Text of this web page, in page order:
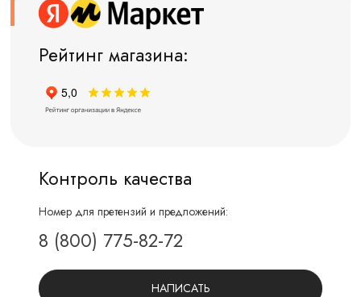
Рейтинг магазина:
Контроль качества
Номер для претензий и предложений:
8 (800) 775-82-72
НАПИСАТЬ